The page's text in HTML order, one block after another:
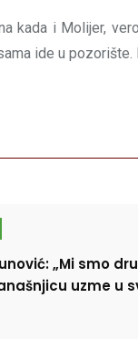
kada i Molijer,
ide u pozorište.
„Mi smo
uzme u